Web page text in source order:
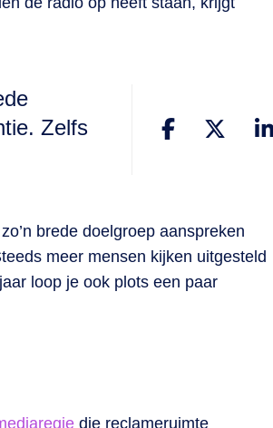
Zelfs
brede doelgroep aanspreken
meer mensen kijken uitgesteld
loop je ook plots een paar
die reclameruimte